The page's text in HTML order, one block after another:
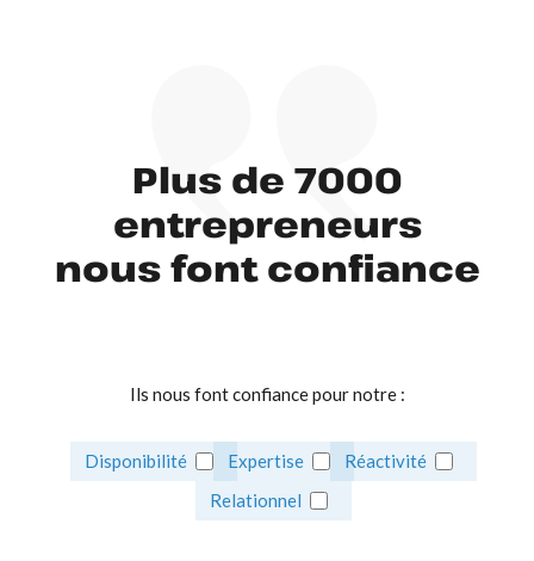
Plus de 7000
entrepreneurs
nous font confiance
Ils nous font confiance pour notre :
Disponibilité Expertise
Réactivité
Relationnel